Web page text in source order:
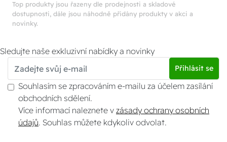
Top produkty jsou řazeny dle prodejnosti a skladové
dostupnosti, dále jsou náhodně přidány produkty v akci a
novinky.
Sledujte naše exkluzivní nabídky a novinky
Přihlásit se
Souhlasím se zpracováním e-mailu za účelem zasílání
obchodních sdělení.
Více informací naleznete v zásady ochrany osobních
údajů . Souhlas můžete kdykoliv odvolat.